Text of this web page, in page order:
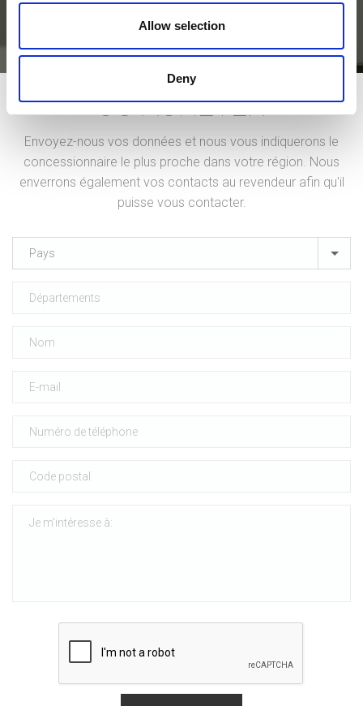
Allow selection
Deny
Essaie
OÙ ACHETER
Envoyez-nous vos données et nous vous indiquerons le
concessionnaire le plus proche dans votre région. Nous
enverrons également vos contacts au revendeur afin qu'il
puisse vous contacter.
Pays